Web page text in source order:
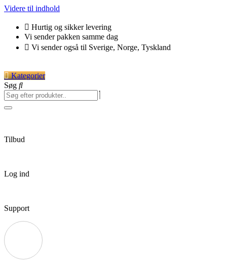
Videre til indhold
Hurtig og sikker levering
Vi sender pakken samme dag
Vi sender også til Sverige, Norge, Tyskland
Kategorier
Søg
Tilbud
Log ind
Support